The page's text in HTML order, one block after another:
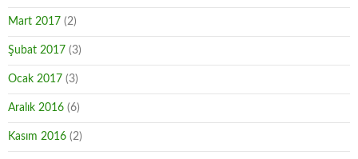
Mart 2017 (2)
Şubat 2017 (3)
Ocak 2017 (3)
Aralık 2016 (6)
Kasım 2016 (2)